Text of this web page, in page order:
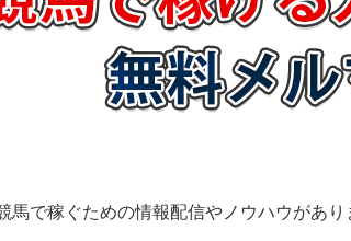
馬で稼ぐための情報配信やノウハウがあり